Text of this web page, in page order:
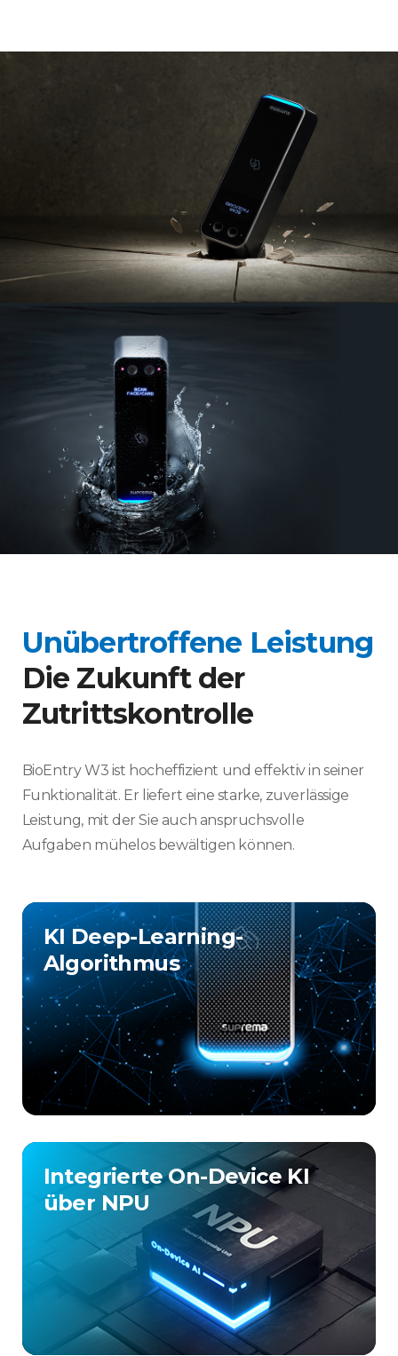
Unübertroffene Leistung
Die Zukunft der
Zutrittskontrolle
BioEntry W3 ist hocheffizient und effektiv in seiner
Funktionalität. Er liefert eine starke, zuverlässige
Leistung, mit der Sie auch anspruchsvolle
Aufgaben mühelos bewältigen können.​
KI Deep-Learning-
Algorithmus​
Integrierte On-Device KI
über NPU​